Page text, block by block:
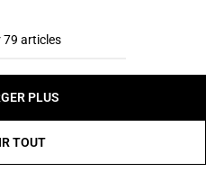
79 articles
PLUS
TOUT